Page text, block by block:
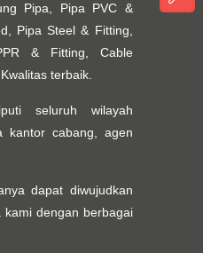
Pipa, Pipa PVC &
Pipa Steel & Fitting,
& Fitting, Cable
terbaik.
seluruh wilayah
kantor cabang, agen
dapat diwujudkan
dengan berbagai